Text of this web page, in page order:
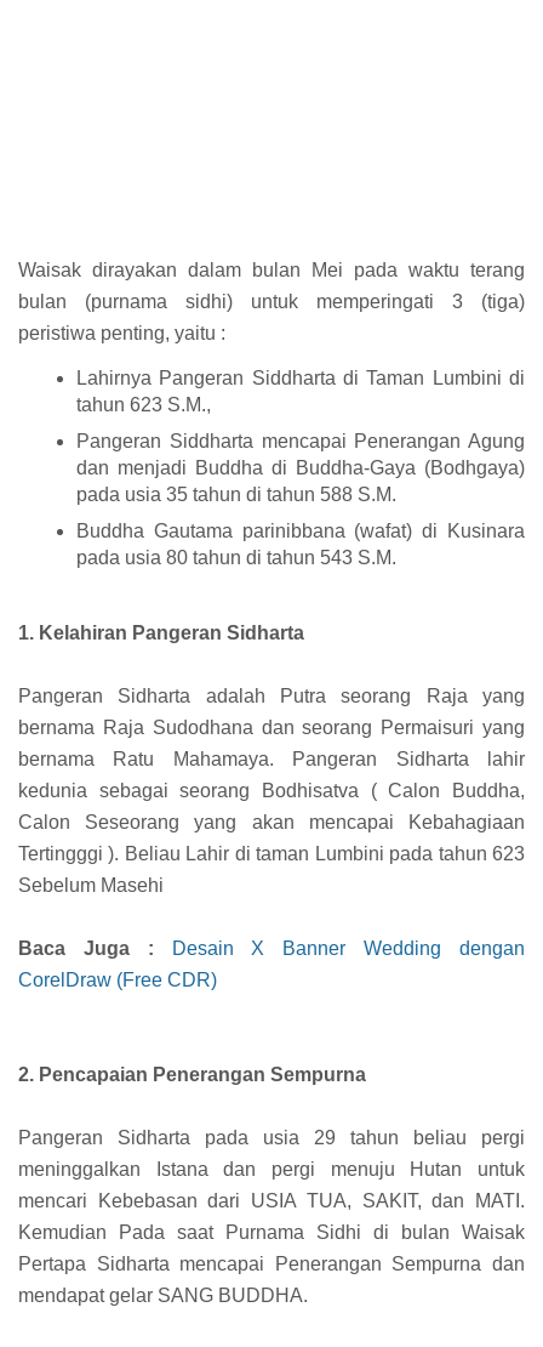
Waisak dirayakan dalam bulan Mei pada waktu terang
bulan (purnama sidhi) untuk memperingati 3 (tiga)
peristiwa penting, yaitu :
Lahirnya Pangeran Siddharta di Taman Lumbini di
tahun 623 S.M.,
Pangeran Siddharta mencapai Penerangan Agung
dan menjadi Buddha di Buddha-Gaya (Bodhgaya)
pada usia 35 tahun di tahun 588 S.M.
Buddha Gautama parinibbana (wafat) di Kusinara
pada usia 80 tahun di tahun 543 S.M.
1. Kelahiran Pangeran Sidharta
Pangeran Sidharta adalah Putra seorang Raja yang
bernama Raja Sudodhana dan seorang Permaisuri yang
bernama Ratu Mahamaya. Pangeran Sidharta lahir
kedunia sebagai seorang Bodhisatva ( Calon Buddha,
Calon Seseorang yang akan mencapai Kebahagiaan
Tertingggi ). Beliau Lahir di taman Lumbini pada tahun 623
Sebelum Masehi
Baca Juga :
Desain X Banner Wedding dengan
CorelDraw (Free CDR)
2. Pencapaian Penerangan Sempurna
Pangeran Sidharta pada usia 29 tahun beliau pergi
meninggalkan Istana dan pergi menuju Hutan untuk
mencari Kebebasan dari USIA TUA, SAKIT, dan MATI.
Kemudian Pada saat Purnama Sidhi di bulan Waisak
Pertapa Sidharta mencapai Penerangan Sempurna dan
mendapat gelar SANG BUDDHA.